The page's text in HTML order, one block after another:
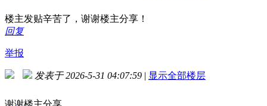
楼主发贴辛苦了，谢谢楼主分享！
回复
举报
发表于 2026-5-31 04:07:59 | 显示全部楼层